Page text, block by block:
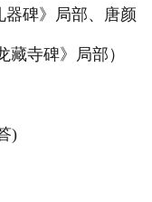
器碑》局部、唐颜
寺碑》局部）
)